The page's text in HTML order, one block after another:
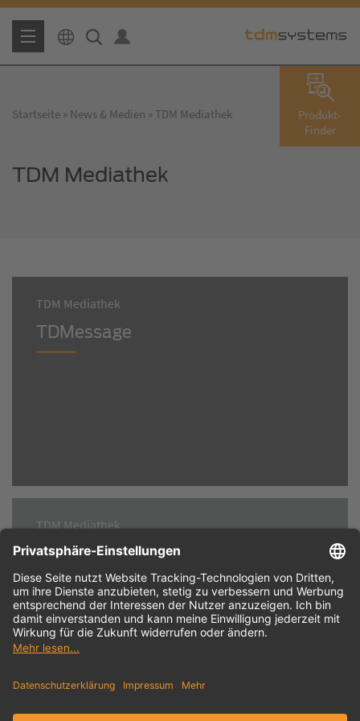
Produkt-
Finder
Startseite News & Medien TDM Mediathek
TDM Mediathek
TDM Mediathek
TDMessage
TDM Mediathek
Broschüren